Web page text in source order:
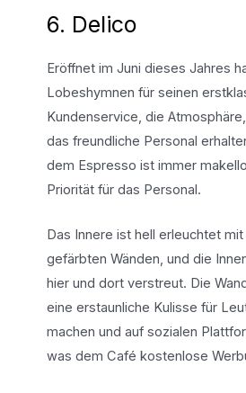
6. Delico
Eröffnet im Juni dieses Jahres
Lobeshymnen für seinen
Kundenservice, die
das freundliche Personal
dem Espresso ist immer
Priorität für das Personal.
Das Innere ist hell erleuchtet
gefärbten Wänden, und die
hier und dort verstreut. Die
eine erstaunliche Kulisse für
machen und auf sozialen
was dem Café kostenlose